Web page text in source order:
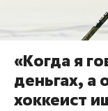
«Когда я
деньгах, а
хоккеист